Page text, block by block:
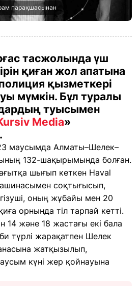
парақшасынан
тасжолында үш
қиған жол апатына
қызметкері
мүмкін. Бұл туралы
туысымен
Media»
маусымда Алматы–Шелек–
132-шақырымында болған.
шығып кеткен Haval
соқтығысып,
оның жұбайы мен 20
орнында тіл тарпай кетті.
14 және 18 жастағы екі бала
түрлі жарақатпен Шелек
жатқызылып,
күні жер қойнауына